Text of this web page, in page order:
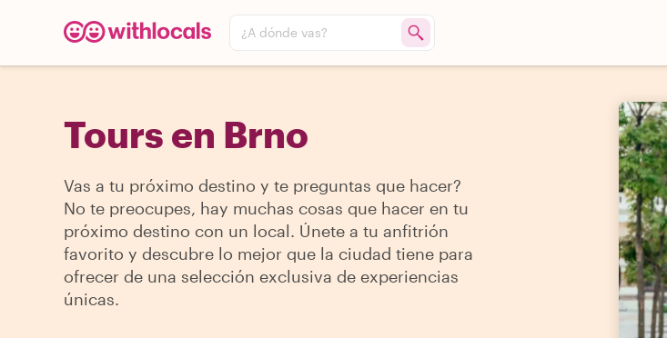
¿A dónde vas?
Tours en Brno
Vas a tu próximo destino y te preguntas que hacer?
No te preocupes, hay muchas cosas que hacer en tu
próximo destino con un local. Únete a tu anfitrión
favorito y descubre lo mejor que la ciudad tiene para
ofrecer de una selección exclusiva de experiencias
únicas.